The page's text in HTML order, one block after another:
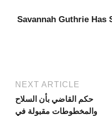
Savannah Guthrie Has
NEXT ARTICLE
حكم القاضي بأن السلاح
والمخطوطات مقبولة في